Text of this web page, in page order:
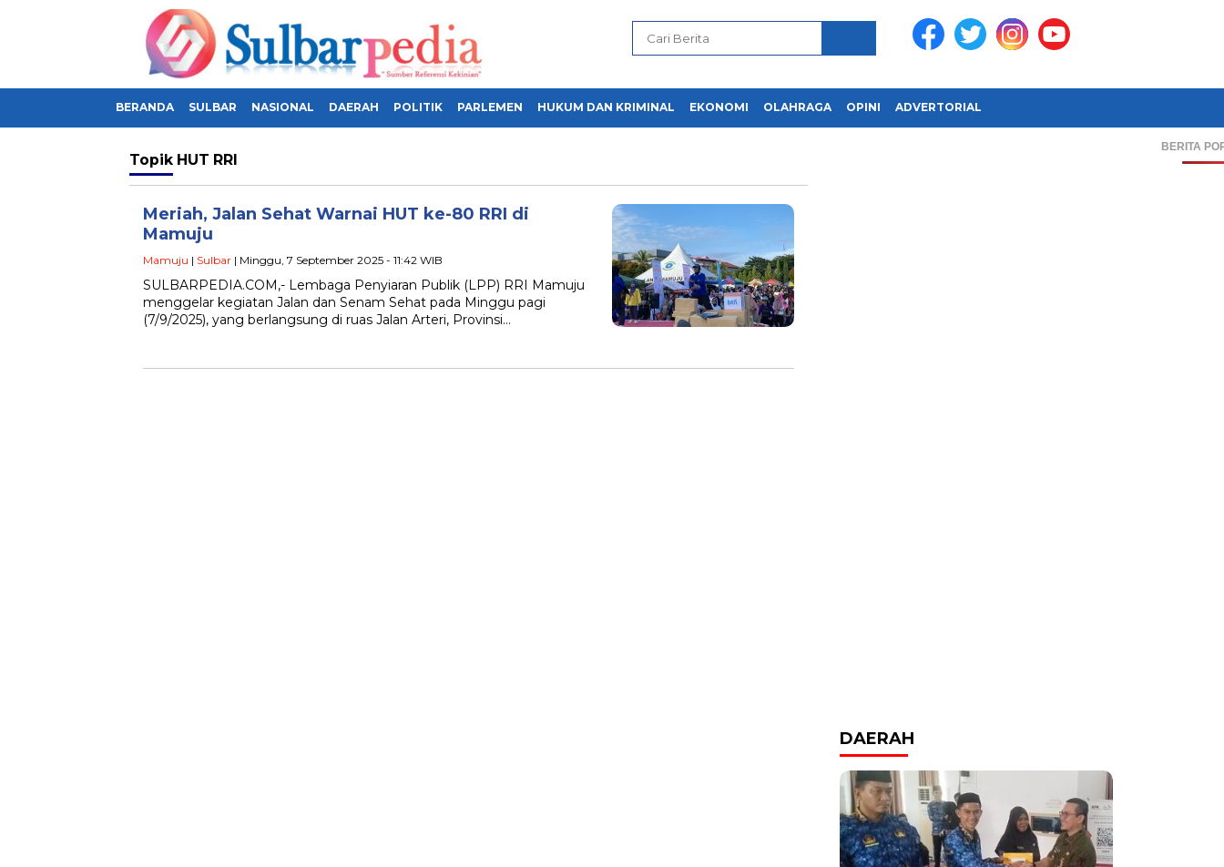
BERANDA SULBAR NASIONAL DAERAH POLITIK PARLEMEN HUKUM DAN KRIMINAL EKONOMI OLAHRAGA OPINI ADVERTORIAL
BERITA
Topik HUT RRI
Meriah, Jalan Sehat Warnai HUT ke-80 RRI di
Mamuju
Mamuju | Sulbar | Minggu, 7 September 2025 - 11:42 WIB
SULBARPEDIA.COM,- Lembaga Penyiaran Publik (LPP) RRI Mamuju
menggelar kegiatan Jalan dan Senam Sehat pada Minggu pagi
(7/9/2025), yang berlangsung di ruas Jalan Arteri, Provinsi…
DAERAH